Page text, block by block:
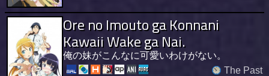
Ore no Imouto ga Konnani
Kawaii Wake ga Nai.
俺の妹がこんなに可愛いわけがない。
The Past